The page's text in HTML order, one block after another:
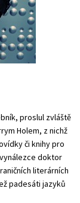
proslul zvláště
Holem, z nichž
či knihy pro
doktor
literárních
padesáti jazyků